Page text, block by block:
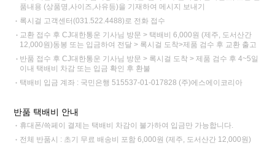
품내용 (상품명,사이즈,사유등)을 기재하여 메시지 보내기
록시걸 고객센터(031.522.4488)로 전화 접수
교환 접수 후 CJ대한통운 기사님 방문 > 택배비 6,000원 (제주, 도서산간
12,000원)동봉 또는 입금하여 전달 > 록시걸 도착>제품 검수 후 교환 출고
반품 접수 후 CJ대한통운 기사님 방문 > 록시걸 도착 > 제품 검수 후 4~5일
이내 택배비 차감 또는 입금 확인 후 환불
택배비 입금 계좌 : 국민은행 515537-01-017828 (주)에스에이코리아
반품 택배비 안내
휴대폰/쓱페이 결제는 택배비 차감이 불가하여 입금만 가능합니다.
전체 반품시 : 초기 무료 배송비 포함 6,000원 (제주, 도서산간 12,000원)